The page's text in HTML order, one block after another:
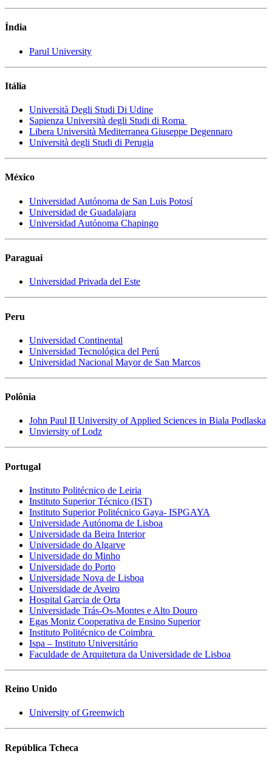
Índia
Parul University
Itália
Università Degli Studi Di Udine
Sapienza Università degli Studi di Roma
Libera Università Mediterranea Giuseppe Degennaro
Università degli Studi di Perugia
México
Universidad Autónoma de San Luis Potosí
Universidad de Guadalajara
Universidad Autónoma Chapingo
Paraguai
Universidad Privada del Este
Peru
Universidad Continental
Universidad Tecnológica del Perú
Universidad Nacional Mayor de San Marcos
Polônia
John Paul II University of Applied Sciences in Biala Podlaska
Unviersity of Lodz
Portugal
Instituto Politécnico de Leiria
Instituto Superior Técnico (IST)
Instituto Superior Politécnico Gaya- ISPGAYA
Universidade Autónoma de Lisboa
Universidade da Beira Interior
Universidade do Algarve
Universidade do Minho
Universidade do Porto
Universidade Nova de Lisboa
Universidade de Aveiro
Hospital Garcia de Orta
Universidade Trás-Os-Montes e Alto Douro
Egas Moniz Cooperativa de Ensino Superior
Instituto Politécnico de Coimbra
Ispa – Instituto Universitário
Faculdade de Arquitetura da Universidade de Lisboa
Reino Unido
University of Greenwich
República Tcheca